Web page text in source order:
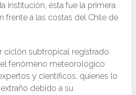
institución, ésta fue la primera
frente a las costas del Chile de
ciclón subtropical registrado
fenómeno meteorológico
y científicos, quienes lo
debido a su